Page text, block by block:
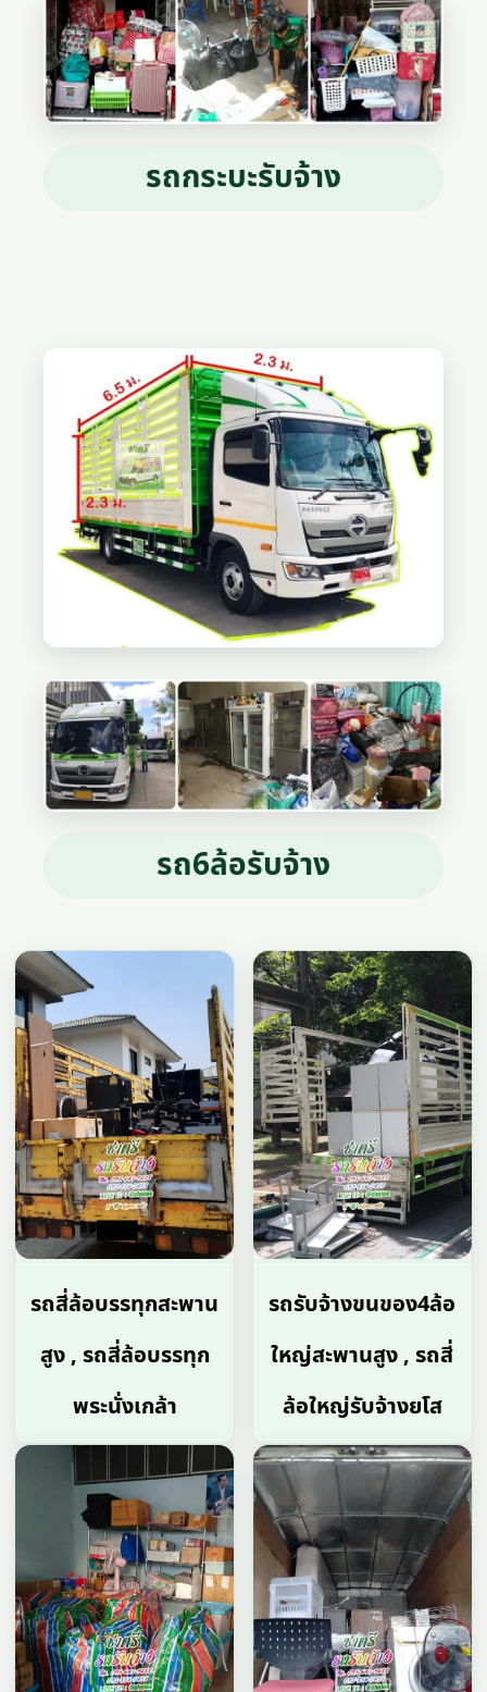
รถกระบะรับจ้าง
รถ6ล้อรับจ้าง
รถสี่ล้อบรรทุกสะพาน
สูง , รถสี่ล้อบรรทุก
พระนั่งเกล้า
รถรับจ้างขนของ4ล้อ
ใหญ่สะพานสูง , รถสี่
ล้อใหญ่รับจ้างยโส